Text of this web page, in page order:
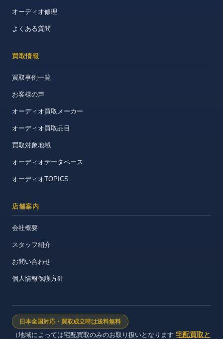
オーディオ修理
よくある質問
買取情報
買取事例一覧
お客様の声
オーディオ買取メーカー
オーディオ買取品目
買取対象地域
オーディオデータベース
オーディオTOPICS
店舗案内
会社概要
スタッフ紹介
お問い合わせ
個人情報保護方針
日本全国対応・買取成立時は送料無料
（地域によっては宅配買取のみのお取り扱いとなります 宅配買取と